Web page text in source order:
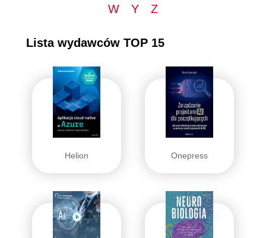
W
Y Z
Lista wydawców TOP 15
Helion Onepress